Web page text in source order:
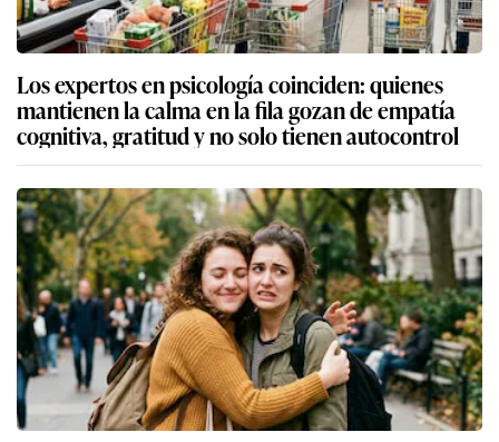
Los expertos en psicología coinciden: quienes
mantienen la calma en la fila gozan de empatía
cognitiva, gratitud y no solo tienen autocontrol